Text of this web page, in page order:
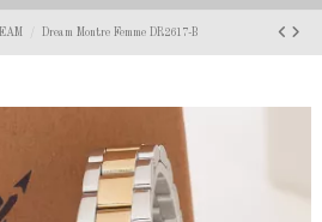
Dream Montre Femme DR2617-B